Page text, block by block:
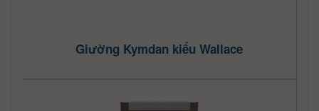
Giường Kymdan kiểu Wallace